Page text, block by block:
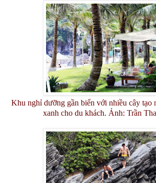
Khu nghỉ dưỡng gần biển với nhiều cây tạo
xanh cho du khách. Ảnh: Trần